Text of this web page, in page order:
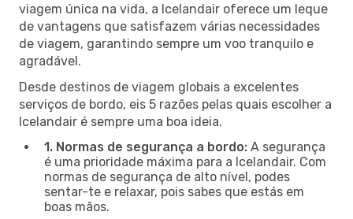
viagem única na vida, a Icelandair oferece um leque
de vantagens que satisfazem várias necessidades
de viagem, garantindo sempre um voo tranquilo e
agradável.
Desde destinos de viagem globais a excelentes
serviços de bordo, eis 5 razões pelas quais escolher a
Icelandair é sempre uma boa ideia.
1. Normas de segurança a bordo: A segurança
é uma prioridade máxima para a Icelandair. Com
normas de segurança de alto nível, podes
sentar-te e relaxar, pois sabes que estás em
boas mãos.